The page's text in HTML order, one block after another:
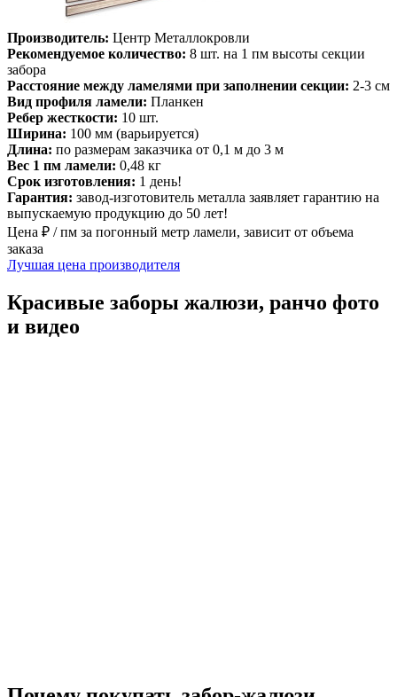
Производитель: Центр Металлокровли
Рекомендуемое количество: 8 шт. на 1 пм высоты секции
забора
Расстояние между ламелями при заполнении секции: 2-3 см
Вид профиля ламели: Планкен
Ребер жесткости: 10 шт.
Ширина: 100 мм (варьируется)
Длина: по размерам заказчика от 0,1 м до 3 м
Вес 1 пм ламели: 0,48 кг
Срок изготовления: 1 день!
Гарантия: завод-изготовитель металла заявляет гарантию на
выпускаемую продукцию до 50 лет!
Цена ₽ / пм за погонный метр ламели, зависит от объема
заказа
Лучшая цена производителя
Красивые заборы жалюзи, ранчо фото
и видео